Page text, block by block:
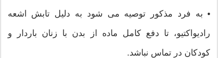
• به فرد مذکور توصیه می شود به دلیل تابش اشعه
رادیواکتیو، تا دفع کامل ماده از بدن با زنان باردار و
کودکان در تماس نباشد.